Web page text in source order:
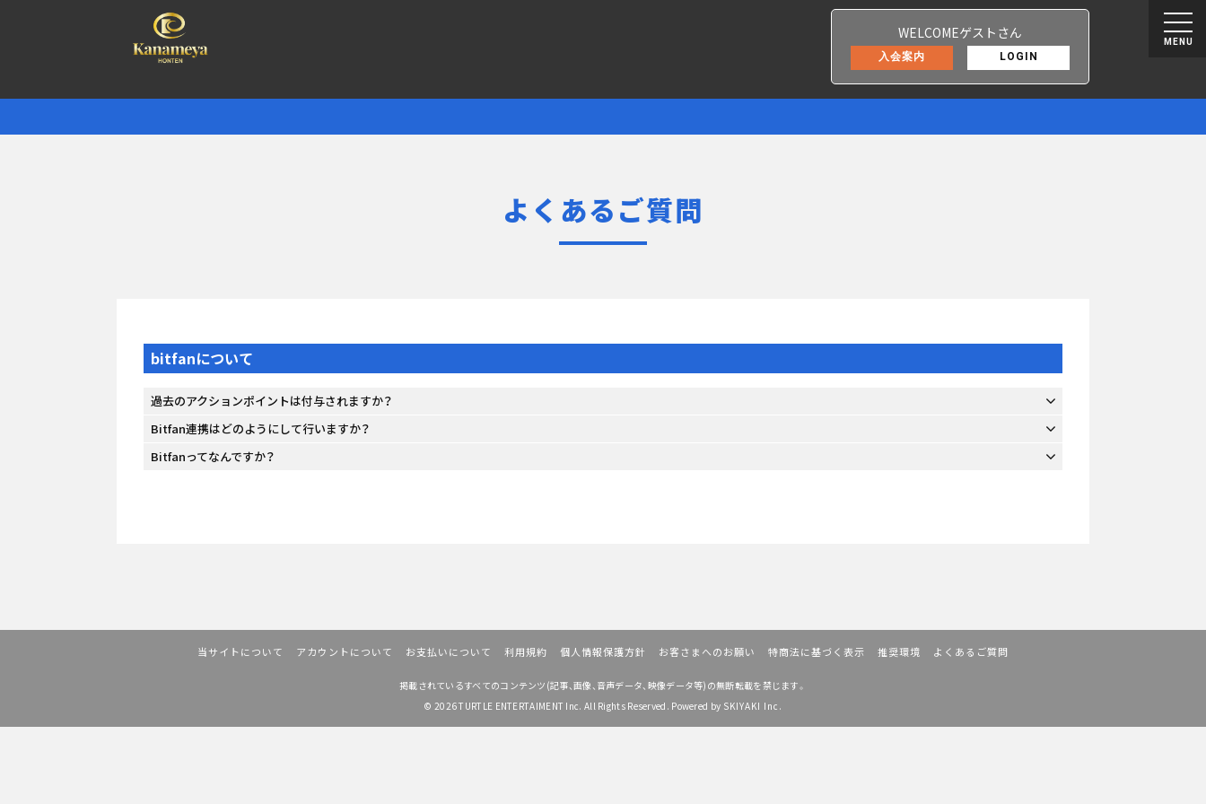
WELCOMEゲストさん
入会案内 LOGIN
MENU
よくあるご質問
bitfanについて
過去のアクションポイントは付与されますか？
Bitfan連携はどのようにして行いますか？
Bitfanってなんですか？
当サイトについて アカウントについて お支払いについて 利用規約 個人情報保護方針 お客さまへのお願い 特商法に基づく表示 推奨環境 よくあるご質問
掲載されているすべてのコンテンツ (記事、画像、音声データ、映像データ等)の無断転載を禁じます。
© 2026 TURTLE ENTERTAIMENT Inc. All Rights Reserved. Powered by SKIYAKI Inc.